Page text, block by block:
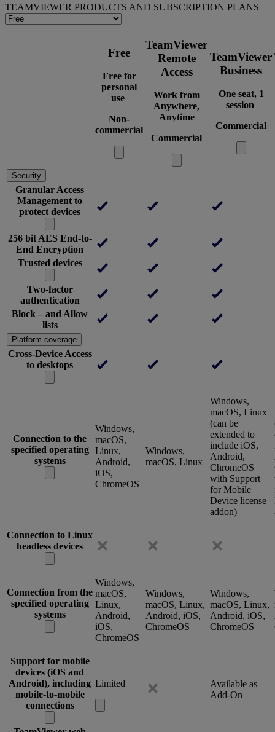
TEAMVIEWER PRODUCTS AND SUBSCRIPTION PLANS
Free
Free for
personal
use
Non-
commercial
TeamViewer
Remote
Access
Work from
Anywhere,
Anytime
Commercial
TeamViewer
Business
One seat, 1
session
Commercial
Security
Granular Access
Management to
protect devices
256 bit AES End-to-
End Encryption
Trusted devices
Two-factor
authentication
Block – and Allow
lists
Platform coverage
Cross-Device Access
to desktops
Connection to the
specified operating
systems
Windows,
macOS,
Linux,
Android,
iOS,
ChromeOS
Windows,
macOS, Linux
Windows,
macOS, Linux
(can be
extended to
include iOS,
Android,
ChromeOS
with Support
for Mobile
Device license
addon)
Connection to Linux
headless devices
Connection from the
specified operating
systems
Windows,
macOS,
Linux,
Android,
iOS,
ChromeOS
Windows,
macOS, Linux,
Android, iOS,
ChromeOS
Windows,
macOS, Linux,
Android, iOS,
ChromeOS
Support for mobile
devices (iOS and
Android), including
mobile-to-mobile
connections
Limited
Available as
Add-On